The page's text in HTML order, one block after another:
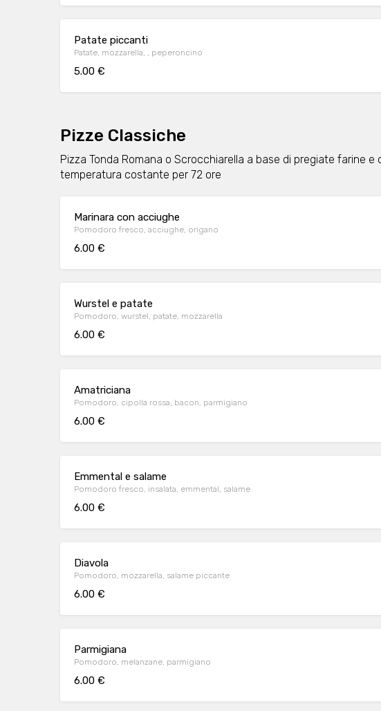
Patate piccanti
Patate, mozzarella, , peperoncino
5.00 €
Pizze Classiche
Pizza Tonda Romana o Scrocchiarella a base di pregiate farine e
temperatura costante per 72 ore
Marinara con acciughe
Pomodoro fresco, acciughe, origano
6.00 €
Wurstel e patate
Pomodoro, wurstel, patate, mozzarella
6.00 €
Amatriciana
Pomodoro, cipolla rossa, bacon, parmigiano
6.00 €
Emmental e salame
Pomodoro fresco, insalata, emmental, salame
6.00 €
Diavola
Pomodoro, mozzarella, salame piccante
6.00 €
Parmigiana
Pomodoro, melanzane, parmigiano
6.00 €